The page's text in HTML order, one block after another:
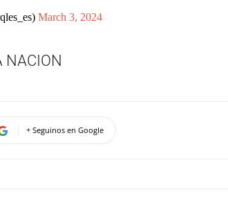
March 3, 2024
NACION
+ Seguinos en Google